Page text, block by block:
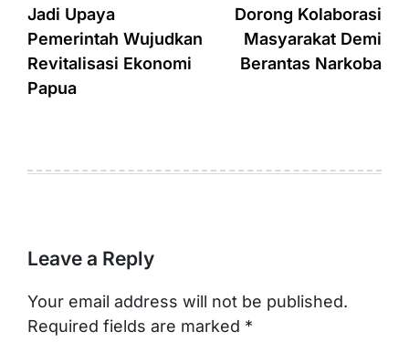
Jadi Upaya
Pemerintah Wujudkan
Revitalisasi Ekonomi
Papua
Dorong Kolaborasi
Masyarakat Demi
Berantas Narkoba
Leave a Reply
Your email address will not be published.
Required fields are marked *